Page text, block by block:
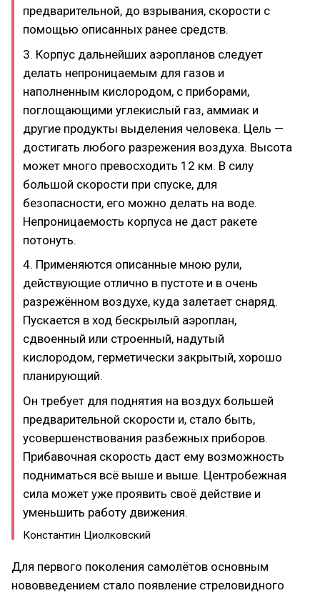
предварительной, до взрывания, скорости с
помощью описанных ранее средств.
3. Корпус дальнейших аэропланов следует
делать непроницаемым для газов и
наполненным кислородом, с приборами,
поглощающими углекислый газ, аммиак и
другие продукты выделения человека. Цель —
достигать любого разрежения воздуха. Высота
может много превосходить 12 км. В силу
большой скорости при спуске, для
безопасности, его можно делать на воде.
Непроницаемость корпуса не даст ракете
потонуть.
4. Применяются описанные мною рули,
действующие отлично в пустоте и в очень
разрежённом воздухе, куда залетает снаряд.
Пускается в ход бескрылый аэроплан,
сдвоенный или строенный, надутый
кислородом, герметически закрытый, хорошо
планирующий.
Он требует для поднятия на воздух большей
предварительной скорости и, стало быть,
усовершенствования разбежных приборов.
Прибавочная скорость даст ему возможность
подниматься всё выше и выше. Центробежная
сила может уже проявить своё действие и
уменьшить работу движения.
Константин Циолковский
Для первого поколения самолётов основным
нововведением стало появление стреловидного